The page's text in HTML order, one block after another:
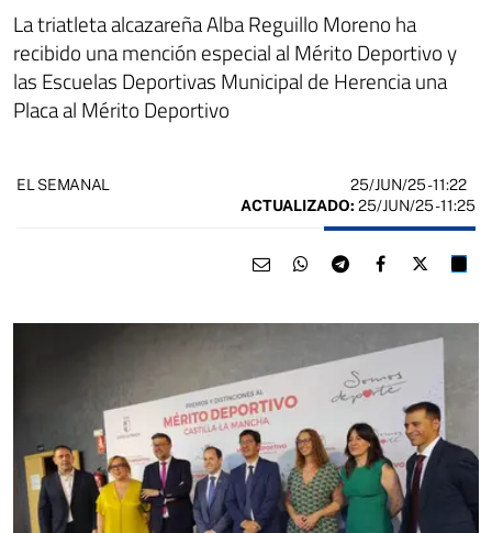
La triatleta alcazareña Alba Reguillo Moreno ha
recibido una mención especial al Mérito Deportivo y
las Escuelas Deportivas Municipal de Herencia una
Placa al Mérito Deportivo
EL SEMANAL 25/JUN/25- 11:22
ACTUALIZADO: 25/JUN/25 - 11:25